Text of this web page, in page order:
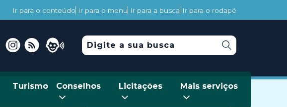
Ir para o conteúdo Ir para o menu Ir para a busca Ir para o rodapé
Turismo Conselhos Licitações Mais serviços